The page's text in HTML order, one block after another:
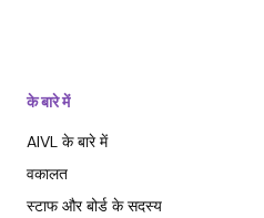
के बारे में
AIVL के बारे में
वकालत
स्टाफ और बोर्ड के सदस्य